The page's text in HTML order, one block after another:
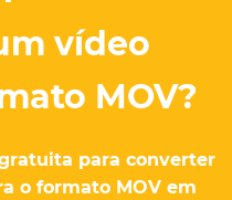
vídeo
MOV?
para converter
o formato MOV em